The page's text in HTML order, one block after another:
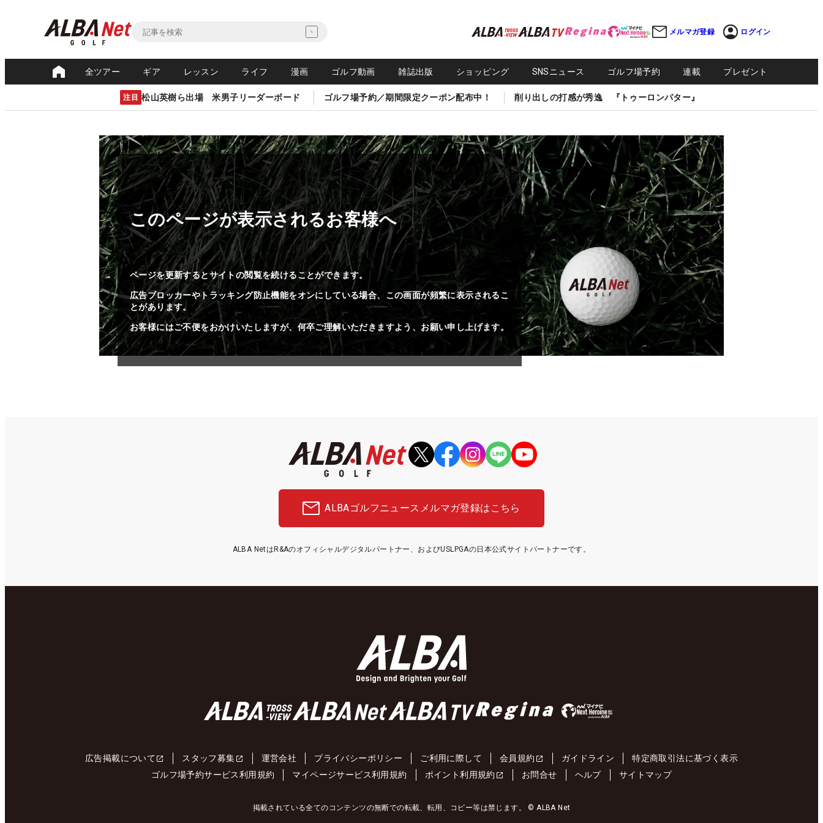
メルマガ登録 ログイン
全ツアー ギア レッスン ライフ 漫画 ゴルフ動画 雑誌出版 ショッピング SNSニュース ゴルフ場予約 連載 プレゼント
注目 松山英樹ら出場 米男子リーダーボード ゴルフ場予約／期間限定クーポン配布中！ 削り出しの打感が秀逸 『トゥーロンパター』
このページが表示されるお客様へ
ページを更新するとサイトの閲覧を続けることができます。
広告ブロッカーやトラッキング防止機能をオンにしている場合、この画面が頻繁に表示されるこ
とがあります。
お客様にはご不便をおかけいたしますが、何卒ご理解いただきますよう、お願い申し上げます。
ALBAゴルフニュース メルマガ登録はこちら
ALBA NetはR&Aのオフィシャルデジタルパートナー、およびUSLPGAの日本公式サイトパートナーです。
広告掲載について スタッフ募集 運営会社 プライバシーポリシー ご利用に際して 会員規約 ガイドライン
特定商取引法に基づく表示
ゴルフ場予約サービス利用規約
マイページサービス利用規約 ポイント利用規約 お問合せ ヘルプ サイトマップ
掲載されている全てのコンテンツの無断での転載、転用、コピー等は禁じます。 © ALBA Net